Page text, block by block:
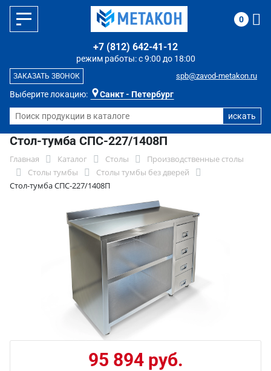
Выберите локацию: Санкт - Петербург
режим работы: с 9:00 до 18:00
+7 (812) 642-41-12
spb@zavod-metakon.ru
ЗАКАЗАТЬ ЗВОНОК
0
Стол-тумба СПС-227/1408П
Главная Каталог Столы
Производственные столы
Столы тумбы
Столы тумбы без дверей
Стол-тумба СПС-227/1408П
95 894 руб.